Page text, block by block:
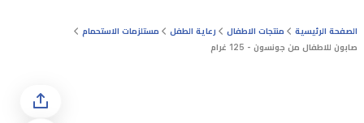
الصفحة الرئيسية منتجات الاطفال رعاية الطفل
مستلزمات الاستحمام
صابون للاطفال من جونسون - 125 غرام